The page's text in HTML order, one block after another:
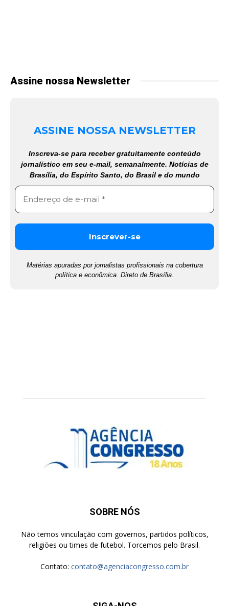
Assine nossa Newsletter
ASSINE NOSSA NEWSLETTER
Inscreva-se para receber gratuitamente conteúdo
jornalístico em seu e-mail, semanalmente. Notícias de
Brasília, do Espírito Santo, do Brasil e do mundo
Matérias apuradas por jornalistas profissionais na cobertura
política e econômica. Direto de Brasília.
SOBRE NÓS
Não temos vinculação com governos, partidos políticos,
religiões ou times de futebol. Torcemos pelo Brasil.
Contato: contato@agenciacongresso.com.br